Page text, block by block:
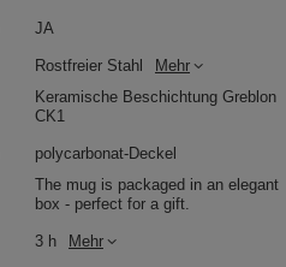
JA
Rostfreier Stahl
Mehr
Keramische Beschichtung Greblon
CK1
polycarbonat-Deckel
The mug is packaged in an elegant
box - perfect for a gift.
3 h Mehr